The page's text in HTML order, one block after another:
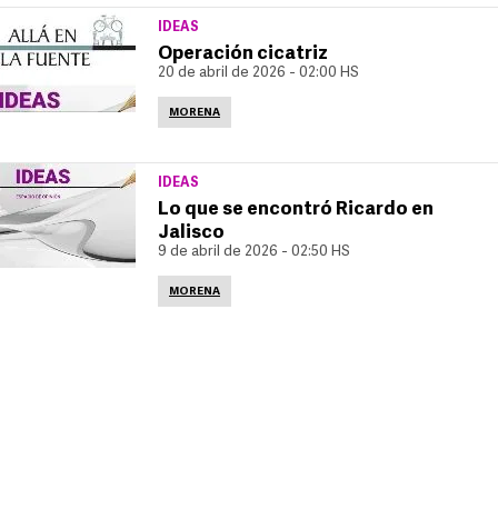
IDEAS
Operación cicatriz
20 de abril de 2026 - 02:00 HS
MORENA
IDEAS
Lo que se encontró Ricardo en
Jalisco
9 de abril de 2026 - 02:50 HS
MORENA